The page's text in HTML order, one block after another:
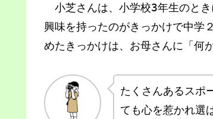
小芝さんは、小学校3年生のとき
興味を持ったのがきっかけで中学
めたきっかけは、お母さんに「何
たくさんあるスポ
ても心を惹かれ選